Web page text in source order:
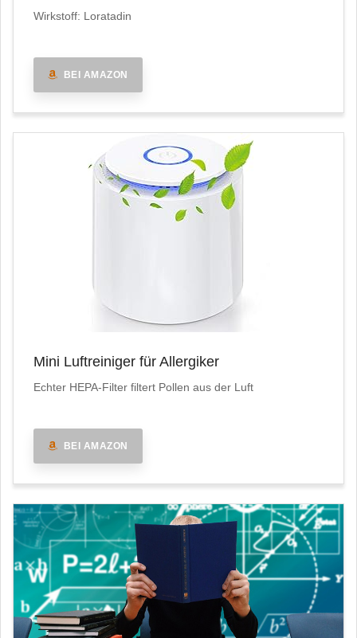
Wirkstoff: Loratadin
BEI AMAZON
Mini Luftreiniger für Allergiker
Echter HEPA-Filter filtert Pollen aus der Luft
BEI AMAZON